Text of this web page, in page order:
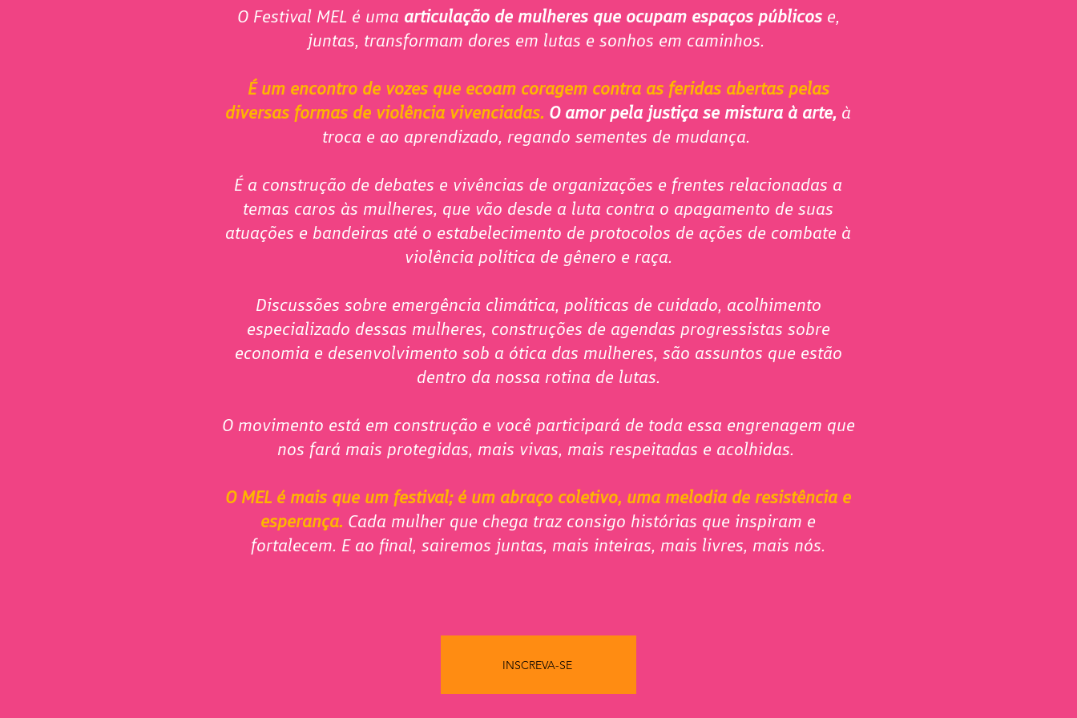
O Festival MEL é uma articulação de mulheres que ocupam espaços públicos e,
juntas, transformam dores em lutas e sonhos em caminhos.
É um encontro de vozes que ecoam coragem contra as feridas abertas pelas
diversas formas de violência vivenciadas. O amor pela justiça se mistura à arte, à
troca e ao aprendizado, regando sementes de mudança.
É a construção de debates e vivências de organizações e frentes relacionadas a
temas caros às mulheres, que vão desde a luta contra o apagamento de suas
atuações e bandeiras até o estabelecimento de protocolos de ações de combate à
violência política de gênero e raça.
Discussões sobre emergência climática, políticas de cuidado, acolhimento
especializado dessas mulheres, construções de agendas progressistas sobre
economia e desenvolvimento sob a ótica das mulheres, são assuntos que estão
dentro da nossa rotina de lutas.
O movimento está em construção e você participará de toda essa engrenagem que
nos fará mais protegidas, mais vivas, mais respeitadas e acolhidas.
O MEL é mais que um festival; é um abraço coletivo, uma melodia de resistência e
esperança. Cada mulher que chega traz consigo histórias que inspiram e
fortalecem. E ao final, sairemos juntas, mais inteiras, mais livres, mais nós.
INSCREVA-SE